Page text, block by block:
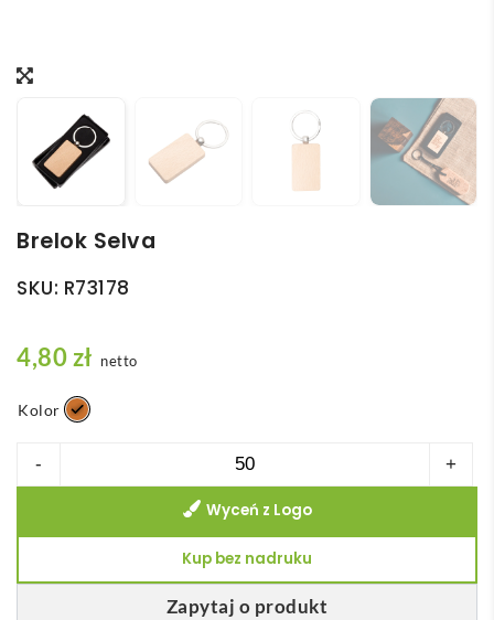
Brelok Selva
SKU: R73178
4,80zł netto
Kolor
-
Brelok
+
Zapytaj o produkt
Wyceń z Logo
Kup bez nadruku